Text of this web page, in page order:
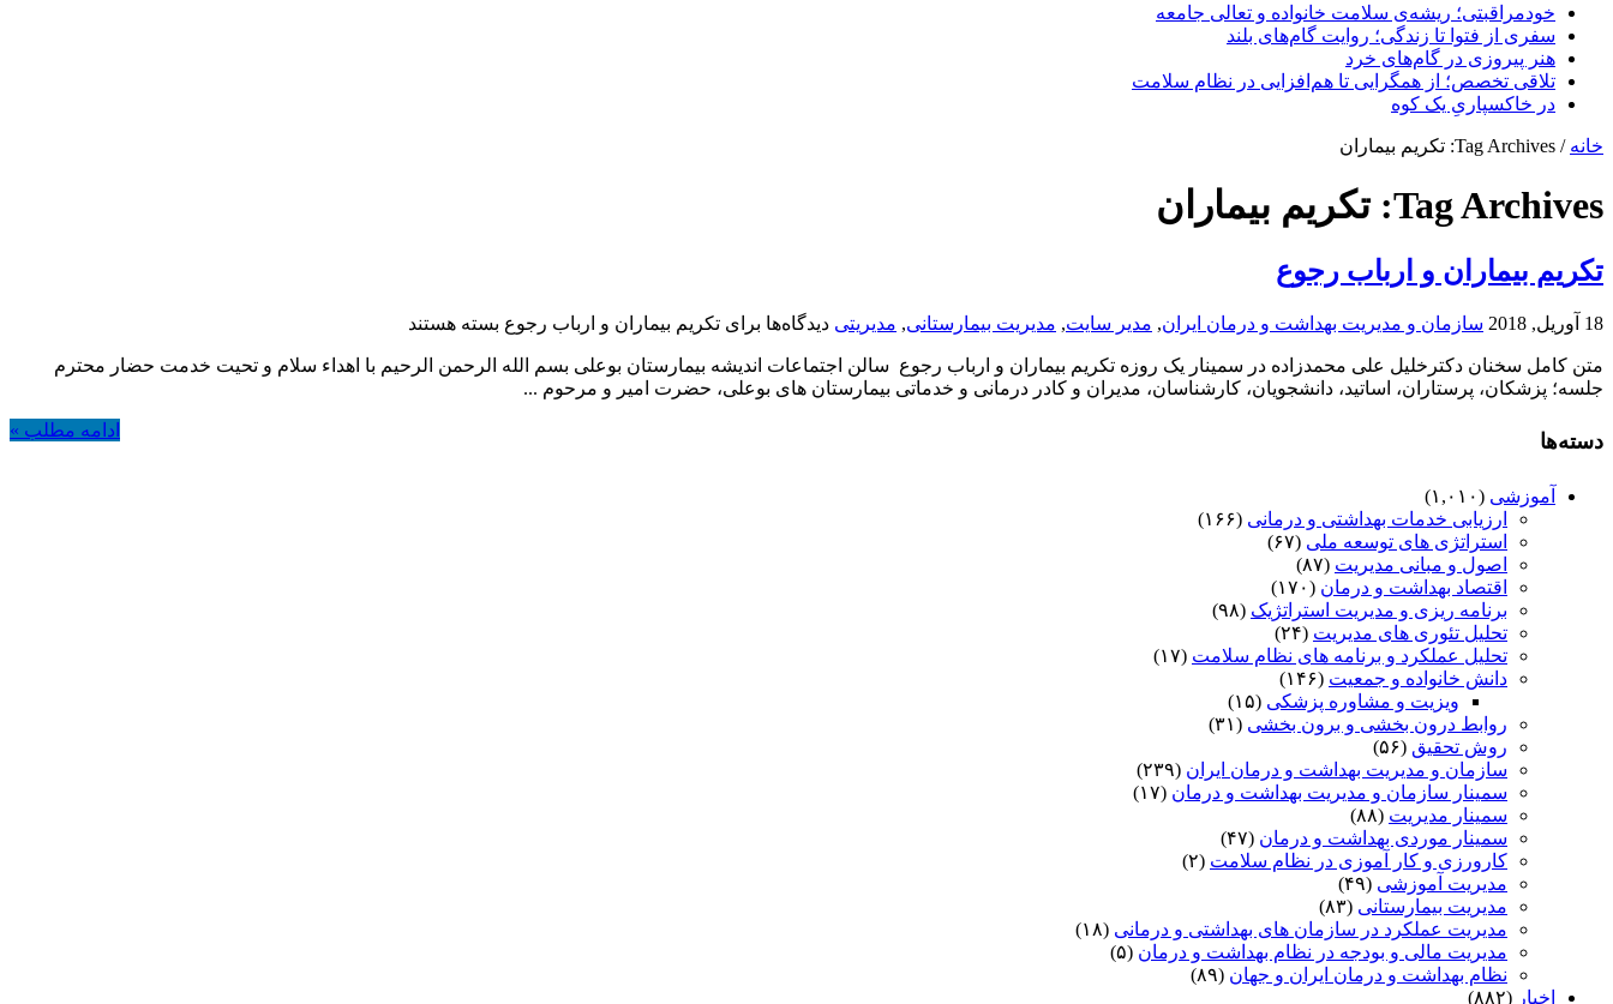
خودمراقبتی؛ ریشه‌ی سلامت خانواده و تعالی جامعه
سفری از فتوا تا زندگی؛ روایت گام‌های بلند
هنر پیروزی در گام‌های خرد
تلاقی تخصص؛ از همگرایی تا هم‌افزایی در نظام سلامت
در خاکسپاریِ یک کوه
خانه / Tag Archives: تکریم بیماران
Tag Archives: تکریم بیماران
تکریم بیماران و ارباب رجوع
18 آوریل, 2018 سازمان و مدیریت بهداشت و درمان ایران, مدیر سایت, مدیریت بیمارستانی, مدیریتی دیدگاه‌ها برای تکریم بیماران و ارباب رجوع بسته هستند
متن کامل سخنان دکترخلیل علی محمدزاده در سمینار یک روزه تکریم بیماران و ارباب رجوع سالن اجتماعات اندیشه بیمارستان بوعلی بسم الله الرحمن الرحیم با اهداء سلام و تحیت خدمت حضار محترم
جلسه؛ پزشکان، پرستاران، اساتید، دانشجویان، کارشناسان، مدیران و کادر درمانی و خدماتی بیمارستان های بوعلی، حضرت امیر و مرحوم ...
ادامه مطلب » دسته‌ها
آموزشی (۱,۰۱۰)
ارزیابی خدمات بهداشتی و درمانی (۱۶۶)
استراتژی های توسعه ملی (۶۷)
اصول و مبانی مدیریت (۸۷)
اقتصاد بهداشت و درمان (۱۷۰)
برنامه ریزی و مدیریت استراتژیک (۹۸)
تحلیل تئوری های مدیریت (۲۴)
تحلیل عملکرد و برنامه های نظام سلامت (۱۷)
دانش خانواده و جمعیت (۱۴۶)
ویزیت و مشاوره پزشکی (۱۵)
روابط درون بخشی و برون بخشی (۳۱)
روش تحقیق (۵۶)
سازمان و مدیریت بهداشت و درمان ایران (۲۳۹)
سمینار سازمان و مدیریت بهداشت و درمان (۱۷)
سمینار مدیریت (۸۸)
سمینار موردی بهداشت و درمان (۴۷)
کارورزی و کار آموزی در نظام سلامت (۲)
مدیریت آموزشی (۴۹)
مدیریت بیمارستانی (۸۳)
مدیریت عملکرد در سازمان های بهداشتی و درمانی (۱۸)
مدیریت مالی و بودجه در نظام بهداشت و درمان (۵)
نظام بهداشت و درمان ایران و جهان (۸۹)
اخبار (۸۸۲)